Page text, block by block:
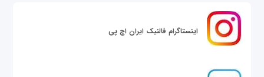
اینستاگرام فالنیک ایران اچ پی